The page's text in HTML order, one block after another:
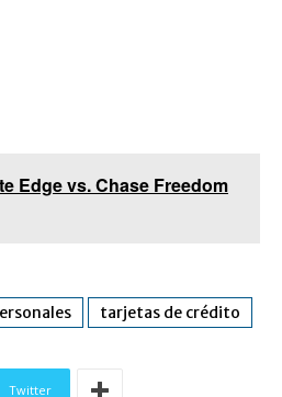
Edge vs. Chase Freedom
tarjetas de crédito
Twitter